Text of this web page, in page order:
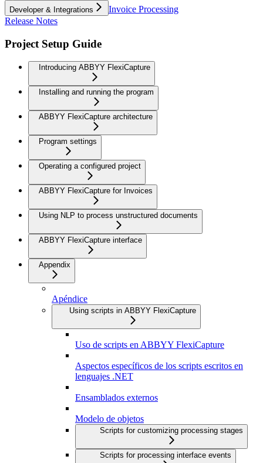
Developer & Integrations
Invoice Processing
Release Notes
Project Setup Guide
Introducing ABBYY FlexiCapture
Installing and running the program
ABBYY FlexiCapture architecture
Program settings
Operating a configured project
ABBYY FlexiCapture for Invoices
Using NLP to process unstructured documents
ABBYY FlexiCapture interface
Appendix
Apéndice
Using scripts in ABBYY FlexiCapture
Uso de scripts en ABBYY FlexiCapture
Aspectos específicos de los scripts escritos en
lenguajes .NET
Ensamblados externos
Modelo de objetos
Scripts for customizing processing stages
Scripts for processing interface events